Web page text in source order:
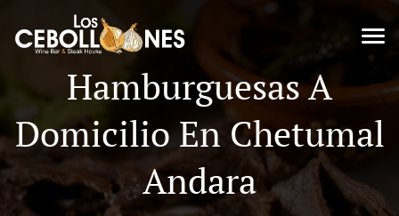
Hamburguesas A
Domicilio En Chetumal
Andara